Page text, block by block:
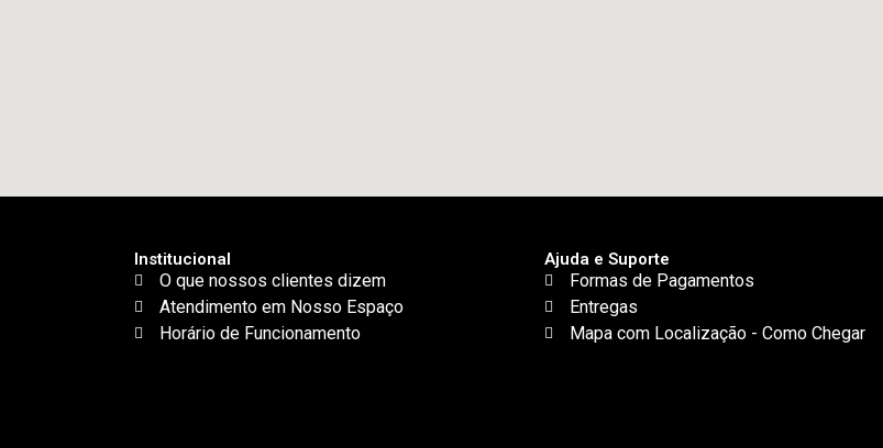
Institucional
O que nossos clientes dizem
Atendimento em Nosso Espaço
Horário de Funcionamento
Ajuda e Suporte
Formas de Pagamentos
Entregas
Mapa com Localização - Como Chegar